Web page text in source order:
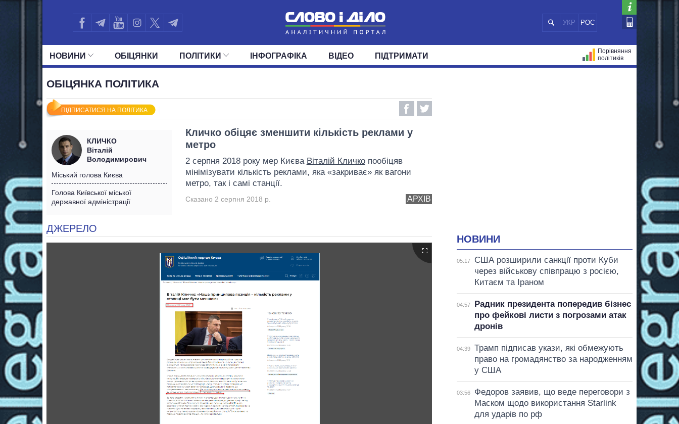
УКР РОС
НОВИНИ
СВІТ
ОБIЦЯНКИ ПОЛIТИКИ
ОКРУГИ
ІНФОГРАФІКА ВІДЕО ПІДТРИМАТИ
Порівняння
політиків
ОБІЦЯНКА ПОЛІТИКА
ПІДПИСАТИСЯ НА ПОЛІТИКА
КЛИЧКО
Віталій
Володимирович
Міський голова Києва
Голова Київської міської
державної адміністрації
Кличко обіцяє зменшити кількість реклами у
метро
2 серпня 2018 року мер Києва Віталій Кличкопообіцяв
мінімізувати кількість реклами, яка «закриває» як вагони
метро, так і самі станції.
АРХІВ
Сказано 2 серпня 2018 р.
ДЖЕРЕЛО
НОВИНИ
05:17
США розширили санкції проти Куби
через військову співпрацю з росією,
Китаєм та Іраном
04:57
Радник президента попередив бізнес
про фейкові листи з погрозами атак
дронів
04:39
Трамп підписав укази, які обмежують
право на громадянство за народженням
у США
03:56
Федоров заявив, що веде переговори з
Маском щодо використання Starlink
для ударів по рф